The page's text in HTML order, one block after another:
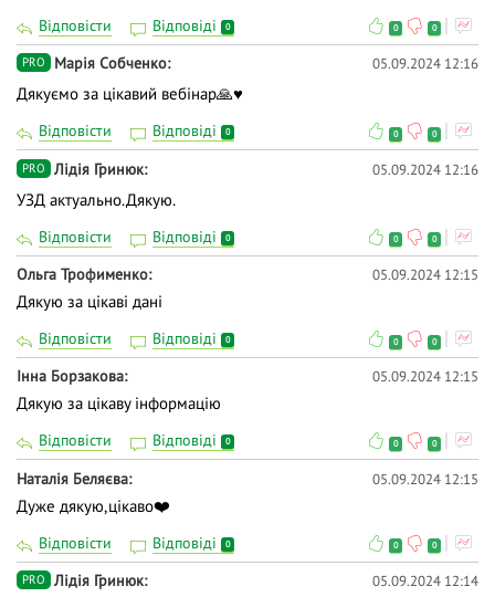
Відповісти Відповіді 0 0 0
PRO Марія Собченко 05.09.2024 12:16
Дякуємо за цікавий вебінар🙏♥️
Відповісти Відповіді 0 0 0
PRO Лідія Гринюк 05.09.2024 12:16
УЗД актуально.Дякую.
Відповісти Відповіді 0 0 0
Ольга Трофименко 05.09.2024 12:15
Дякую за цікаві дані
Відповісти Відповіді 0 0 0
Інна Борзакова 05.09.2024 12:15
Дякую за цікаву інформацію
Відповісти Відповіді 0 0 0
Наталія Беляєва 05.09.2024 12:15
Дуже дякую,цікаво❤️
Відповісти Відповіді 0 0 0
PRO Лідія Гринюк 05.09.2024 12:14